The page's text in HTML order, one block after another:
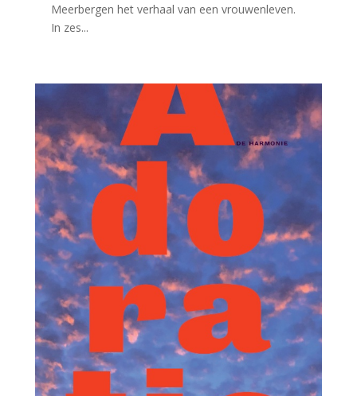
Meerbergen het verhaal van een vrouwenleven.
In zes...